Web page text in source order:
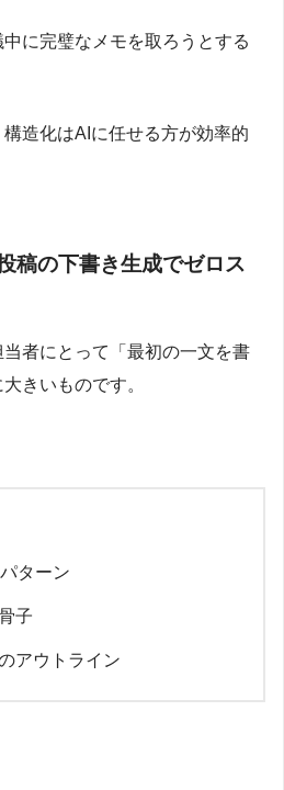
に完璧なメモを取ろうとする
造化はAIに任せる方が効率的
稿の下書き生成でゼロス
者にとって「最初の一文を書
きいものです。
ターン
子
アウトライン